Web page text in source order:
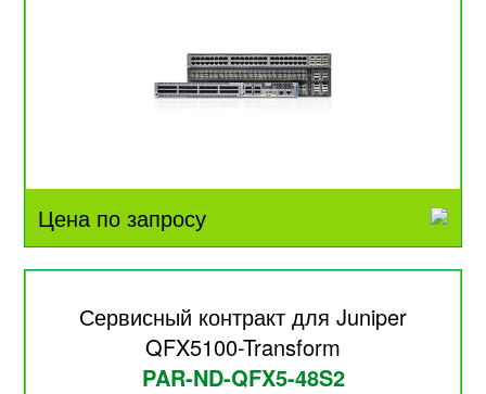
Цена по запросу
Сервисный контракт для Juniper
QFX5100-Transform
PAR-ND-QFX5-48S2